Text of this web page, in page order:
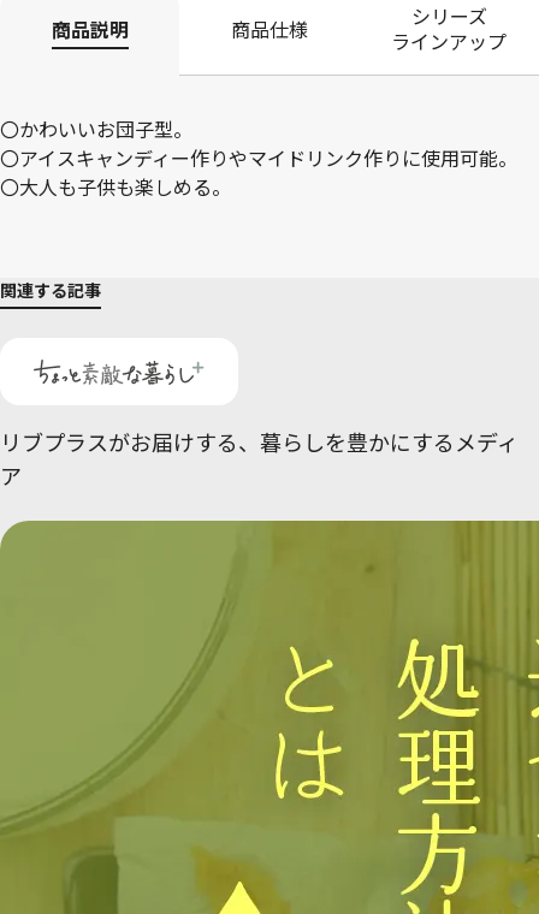
商品説明 商品仕様
シリーズ
ラインアップ
〇かわいいお団子型。
〇アイスキャンディー作りやマイドリンク作りに使用可能。
〇大人も子供も楽しめる。
関連する記事
リブプラスがお届けする、 暮らしを豊かにするメディ
ア